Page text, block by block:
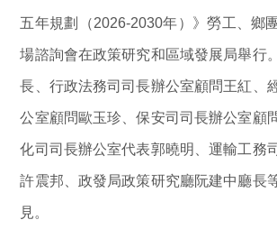
五年規劃（2026-2030年）》勞工、鄉
場諮詢會在政策研究和區域發展局舉行
長、行政法務司司長辦公室顧問王紅、
公室顧問歐玉珍、保安司司長辦公室顧
化司司長辦公室代表郭曉明、運輸工務
許震邦、政發局政策研究廳阮建中廳長
見。